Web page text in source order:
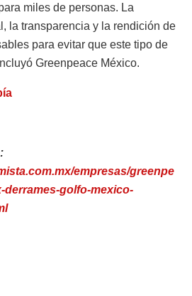
miles de personas. La
la transparencia y la rendición de
para evitar que este tipo de
Greenpeace México.
empresas/greenpe
derrames-golfo-mexico-